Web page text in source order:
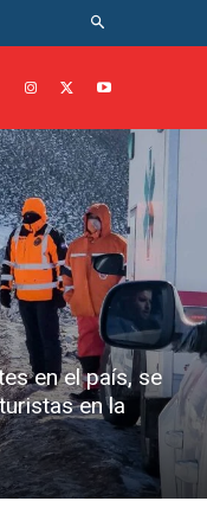
en el país, se
en la